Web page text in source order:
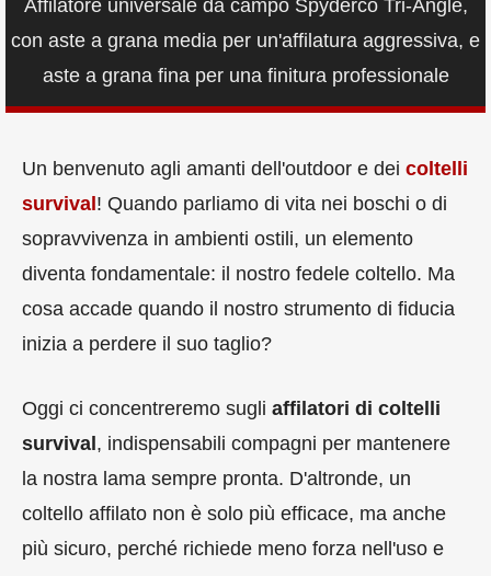
Affilatore universale da campo Spyderco Tri-Angle,
con aste a grana media per un'affilatura aggressiva, e
aste a grana fina per una finitura professionale
Un benvenuto agli amanti dell'outdoor e dei coltelli
survival! Quando parliamo di vita nei boschi o di
sopravvivenza in ambienti ostili, un elemento
diventa fondamentale: il nostro fedele coltello. Ma
cosa accade quando il nostro strumento di fiducia
inizia a perdere il suo taglio?
Oggi ci concentreremo sugli affilatori di coltelli
survival, indispensabili compagni per mantenere
la nostra lama sempre pronta. D'altronde, un
coltello affilato non è solo più efficace, ma anche
più sicuro, perché richiede meno forza nell'uso e